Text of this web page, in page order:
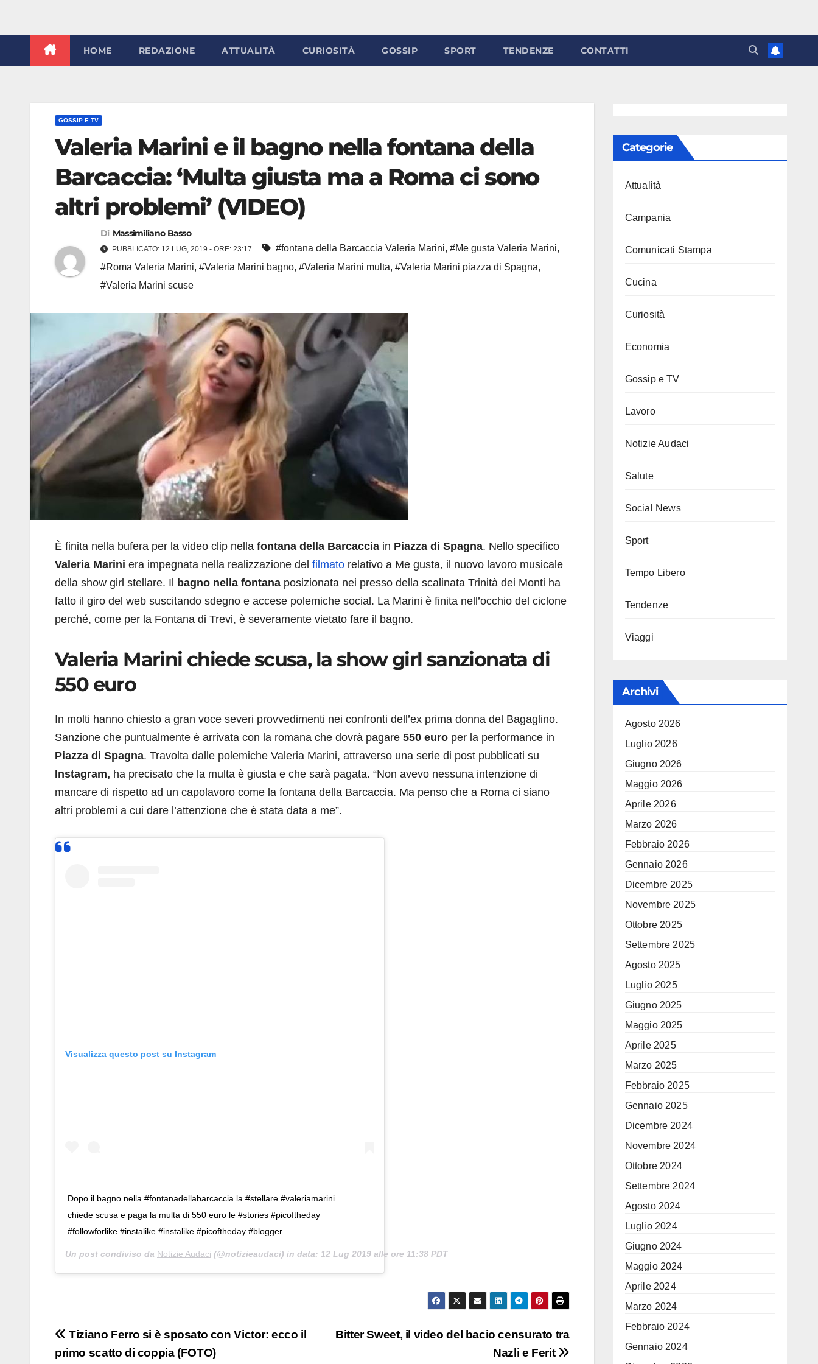
HOME REDAZIONE ATTUALITÀ CURIOSITÀ GOSSIP SPORT TENDENZE CONTATTI
GOSSIP E TV
Valeria Marini e il bagno nella fontana della
Barcaccia: ‘Multa giusta ma a Roma ci sono
altri problemi’ (VIDEO)
Di Massimiliano Basso
PUBBLICATO: 12 LUG, 2019 - ORE: 23:17 #fontana della Barcaccia Valeria Marini, #Me gusta Valeria Marini,
#Roma Valeria Marini, #Valeria Marini bagno, #Valeria Marini multa, #Valeria Marini piazza di Spagna,
#Valeria Marini scuse
È finita nella bufera per la video clip nella fontana della Barcaccia in Piazza di Spagna. Nello specifico
Valeria Marini era impegnata nella realizzazione del filmato relativo a Me gusta, il nuovo lavoro musicale
della show girl stellare. Il
bagno nella fontana posizionata nei presso della scalinata Trinità dei Monti ha
fatto il giro del web suscitando sdegno e accese polemiche social. La Marini è finita nell’occhio del ciclone
perché, come per la Fontana di Trevi, è severamente vietato fare il bagno.
Valeria Marini chiede scusa, la show girl sanzionata di
550 euro
In molti hanno chiesto a gran voce severi provvedimenti nei confronti dell’ex prima donna del Bagaglino.
Sanzione che puntualmente è arrivata con la romana che dovrà pagare 550 euro per la performance in
Piazza di Spagna. Travolta dalle polemiche Valeria Marini, attraverso una serie di post pubblicati su
Instagram, ha precisato che la multa è giusta e che sarà pagata. “Non avevo nessuna intenzione di
mancare di rispetto ad un capolavoro come la fontana della Barcaccia. Ma penso che a Roma ci siano
altri problemi a cui dare l’attenzione che è stata data a me”.
Visualizza questo post su Instagram
Dopo il bagno nella #fontanadellabarcaccia la #stellare #valeriamarini
chiede scusa e paga la multa di 550 euro le #stories #picoftheday
#followforlike #instalike #instalike #picoftheday #blogger
Un post condiviso da Notizie Audaci (@notizieaudaci) in data: 12 Lug 2019 alle ore 11:38 PDT
Navigazione
Bitter Sweet, il video del bacio censurato tra
Nazli e Ferit
Tiziano Ferro si è sposato con Victor: ecco il
primo scatto di coppia (FOTO)
Categorie
Attualità
Campania
Comunicati Stampa
Cucina
Curiosità
Economia
Gossip e TV
Lavoro
Notizie Audaci
Salute
Social News
Sport
Tempo Libero
Tendenze
Viaggi
Archivi
Agosto 2026
Luglio 2026
Giugno 2026
Maggio 2026
Aprile 2026
Marzo 2026
Febbraio 2026
Gennaio 2026
Dicembre 2025
Novembre 2025
Ottobre 2025
Settembre 2025
Agosto 2025
Luglio 2025
Giugno 2025
Maggio 2025
Aprile 2025
Marzo 2025
Febbraio 2025
Gennaio 2025
Dicembre 2024
Novembre 2024
Ottobre 2024
Settembre 2024
Agosto 2024
Luglio 2024
Giugno 2024
Maggio 2024
Aprile 2024
Marzo 2024
Febbraio 2024
Gennaio 2024